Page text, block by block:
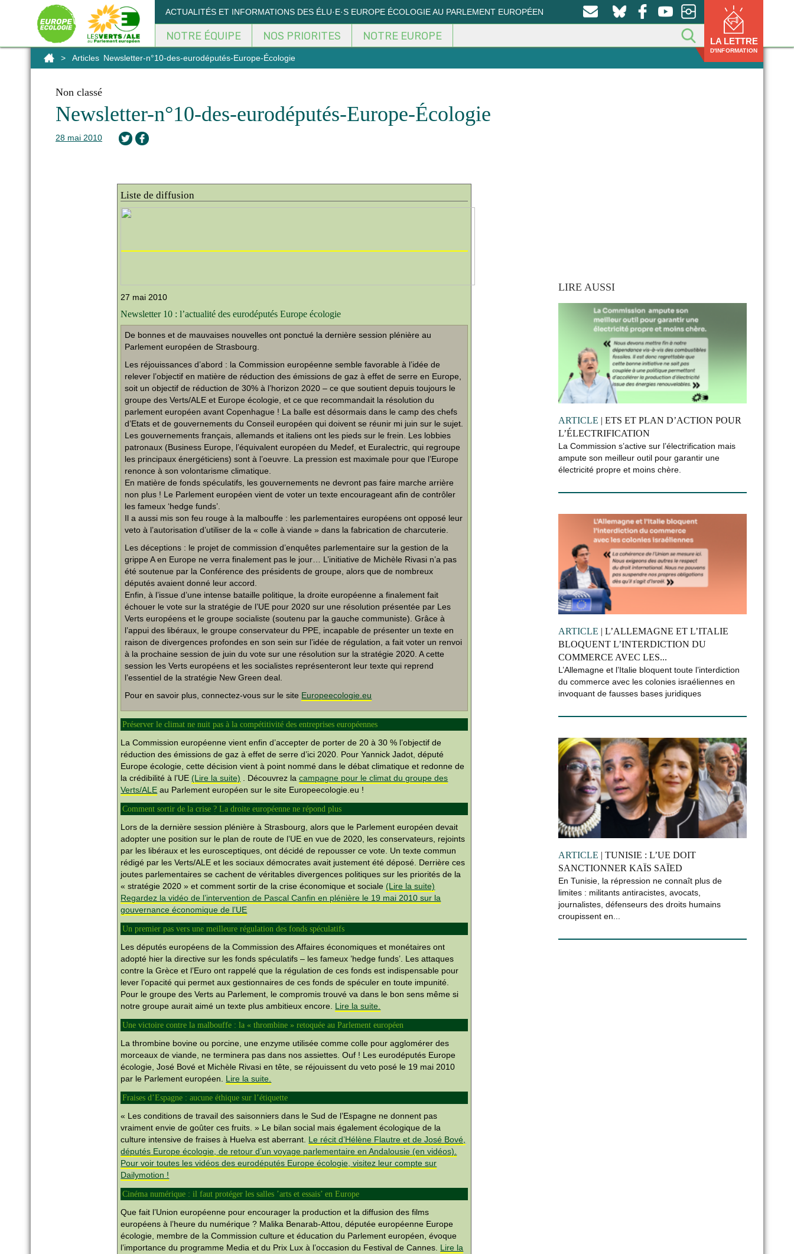
ACTUALITÉS ET INFORMATIONS DES ÉLU·E·S EUROPE ÉCOLOGIE AU PARLEMENT EUROPÉEN
NOTRE ÉQUIPE NOS PRIORITES NOTRE EUROPE LA LETTRE
D'INFORMATION
> Articles Newsletter-n°10-des-eurodéputés-Europe-Écologie
Non classé
Newsletter-n°10-des-eurodéputés-Europe-Écologie
28 mai 2010
Liste de diffusion
27 mai 2010
Newsletter 10 : l’actualité des eurodéputés Europe écologie
De bonnes et de mauvaises nouvelles ont ponctué la dernière session plénière au
Parlement européen de Strasbourg.
Les réjouissances d’abord : la Commission européenne semble favorable à l’idée de
relever l’objectif en matière de réduction des émissions de gaz à effet de serre en Europe,
soit un objectif de réduction de 30% à l’horizon 2020 – ce que soutient depuis toujours le
groupe des Verts/ALE et Europe écologie, et ce que recommandait la résolution du
parlement européen avant Copenhague ! La balle est désormais dans le camp des chefs
d’Etats et de gouvernements du Conseil européen qui doivent se réunir mi juin sur le sujet.
Les gouvernements français, allemands et italiens ont les pieds sur le frein. Les lobbies
patronaux (Business Europe, l’équivalent européen du Medef, et Euralectric, qui regroupe
les principaux énergéticiens) sont à l’oeuvre. La pression est maximale pour que l’Europe
renonce à son volontarisme climatique.
En matière de fonds spéculatifs, les gouvernements ne devront pas faire marche arrière
non plus ! Le Parlement européen vient de voter un texte encourageant afin de contrôler
les fameux ‘hedge funds’.
Il a aussi mis son feu rouge à la malbouffe : les parlementaires européens ont opposé leur
veto à l’autorisation d’utiliser de la « colle à viande » dans la fabrication de charcuterie.
Les déceptions : le projet de commission d’enquêtes parlementaire sur la gestion de la
grippe A en Europe ne verra finalement pas le jour… L’initiative de Michèle Rivasi n’a pas
été soutenue par la Conférence des présidents de groupe, alors que de nombreux
députés avaient donné leur accord.
Enfin, à l’issue d’une intense bataille politique, la droite européenne a finalement fait
échouer le vote sur la stratégie de l’UE pour 2020 sur une résolution présentée par Les
Verts européens et le groupe socialiste (soutenu par la gauche communiste). Grâce à
l’appui des libéraux, le groupe conservateur du PPE, incapable de présenter un texte en
raison de divergences profondes en son sein sur l’idée de régulation, a fait voter un renvoi
à la prochaine session de juin du vote sur une résolution sur la stratégie 2020. A cette
session les Verts européens et les socialistes représenteront leur texte qui reprend
l’essentiel de la stratégie New Green deal.
Pour en savoir plus, connectez-vous sur le site Europeecologie.eu
Préserver le climat ne nuit pas à la compétitivité des entreprises européennes
La Commission européenne vient enfin d’accepter de porter de 20 à 30 % l’objectif de
réduction des émissions de gaz à effet de serre d’ici 2020. Pour Yannick Jadot, député
Europe écologie, cette décision vient à point nommé dans le débat climatique et redonne de
la crédibilité à l’UE (Lire la suite) . Découvrez lacampagne pour le climat du groupe des
Verts/ALE au Parlement européen sur le site Europeecologie.eu !
Comment sortir de la crise ? La droite européenne ne répond plus
Lors de la dernière session plénière à Strasbourg, alors que le Parlement européen devait
adopter une position sur le plan de route de l’UE en vue de 2020, les conservateurs, rejoints
par les libéraux et les eurosceptiques, ont décidé de repousser ce vote. Un texte commun
rédigé par les Verts/ALE et les sociaux démocrates avait justement été déposé. Derrière ces
joutes parlementaires se cachent de véritables divergences politiques sur les priorités de la
« stratégie 2020 » et comment sortir de la crise économique et sociale (Lire la suite)
Regardez la vidéo de l’intervention de Pascal Canfin en plénière le 19 mai 2010 sur la
gouvernance économique de l’UE
Un premier pas vers une meilleure régulation des fonds spéculatifs
Les députés européens de la Commission des Affaires économiques et monétaires ont
adopté hier la directive sur les fonds spéculatifs – les fameux ’hedge funds’. Les attaques
contre la Grèce et l’Euro ont rappelé que la régulation de ces fonds est indispensable pour
lever l’opacité qui permet aux gestionnaires de ces fonds de spéculer en toute impunité.
Pour le groupe des Verts au Parlement, le compromis trouvé va dans le bon sens même si
notre groupe aurait aimé un texte plus ambitieux encore. Lire la suite.
Une victoire contre la malbouffe : la « thrombine » retoquée au Parlement européen
La thrombine bovine ou porcine, une enzyme utilisée comme colle pour agglomérer des
morceaux de viande, ne terminera pas dans nos assiettes. Ouf ! Les eurodéputés Europe
écologie, José Bové et Michèle Rivasi en tête, se réjouissent du veto posé le 19 mai 2010
par le Parlement européen. Lire la suite.
Fraises d’Espagne : aucune éthique sur l’étiquette
« Les conditions de travail des saisonniers dans le Sud de l’Espagne ne donnent pas
vraiment envie de goûter ces fruits. » Le bilan social mais également écologique de la
culture intensive de fraises à Huelva est aberrant. Le récit d’Hélène Flautre et de José Bové,
députés Europe écologie, de retour d’un voyage parlementaire en Andalousie (en vidéos).
Pour voir toutes les vidéos des eurodéputés Europe écologie, visitez leur compte sur
Dailymotion !
Cinéma numérique : il faut protéger les salles ’arts et essais’ en Europe
Que fait l’Union européenne pour encourager la production et la diffusion des films
européens à l’heure du numérique ? Malika Benarab-Attou, députée européenne Europe
écologie, membre de la Commission culture et éducation du Parlement européen, évoque
l’importance du programme Media et du Prix Lux à l’occasion du Festival de Cannes. Lire la
LIRE AUSSI
ARTICLE | ETS ET PLAN D’ACTION POUR
L’ÉLECTRIFICATION
La Commission s’active sur l’électrification mais
ampute son meilleur outil pour garantir une
électricité propre et moins chère.
ARTICLE | L’ALLEMAGNE ET L’ITALIE
BLOQUENT L’INTERDICTION DU
COMMERCE AVEC LES...
L’Allemagne et l’Italie bloquent toute l’interdiction
du commerce avec les colonies israéliennes en
invoquant de fausses bases juridiques
ARTICLE | TUNISIE : L’UE DOIT
SANCTIONNER KAÏS SAÏED
En Tunisie, la répression ne connaît plus de
limites : militants antiracistes, avocats,
journalistes, défenseurs des droits humains
croupissent en...
Panneau de gestion des cookies